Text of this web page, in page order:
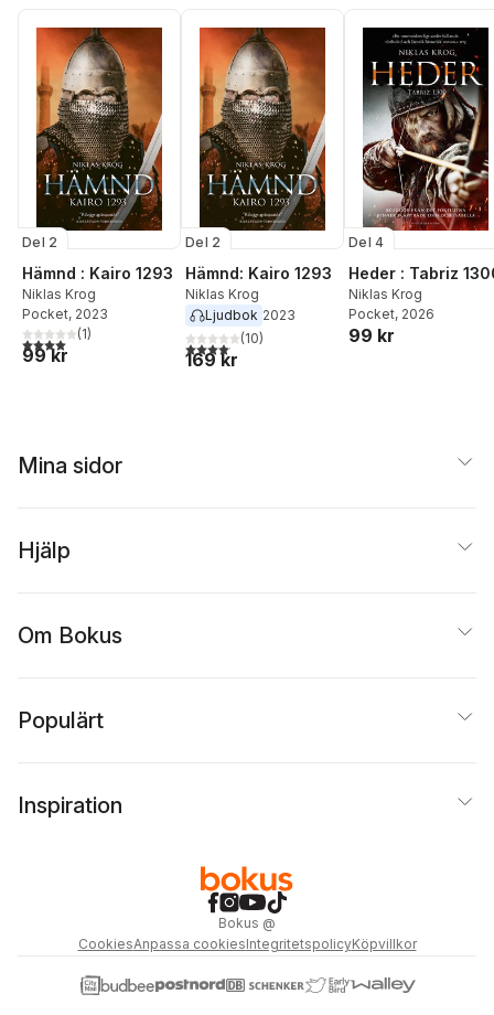
Del 2
Hämnd : Kairo 1293
Niklas Krog
Pocket, 2023
4,0utav 5 stjärnor. Totalt antal röster:
(1)
99 kr
Del 2
Hämnd: Kairo 1293
Niklas Krog
Ljudbok 2023
4,1utav 5 stjärnor. Totalt antal röster:
(10)
169 kr
Del 4
Heder : Tabriz
Niklas Krog
Pocket, 2026
99 kr
Mina sidor
Hjälp
Om Bokus
Populärt
Inspiration
Bokus @
CookiesAnpassa cookiesIntegritetspolicyKöpvillkor